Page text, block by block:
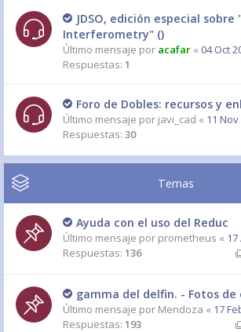
JDSO, edición especial sobre
Interferometry" ()
Último mensaje por acafar « 04 Oct
Respuestas: 1
Foro de Dobles: recursos y
Último mensaje por javi_cad « 11 Nov
Respuestas: 30
Temas
Ayuda con el uso del Reduc
Último mensaje por prometheus « 17
Respuestas: 136
gamma del delfin. - Fotos
Último mensaje por Mendoza « 17
Respuestas: 193